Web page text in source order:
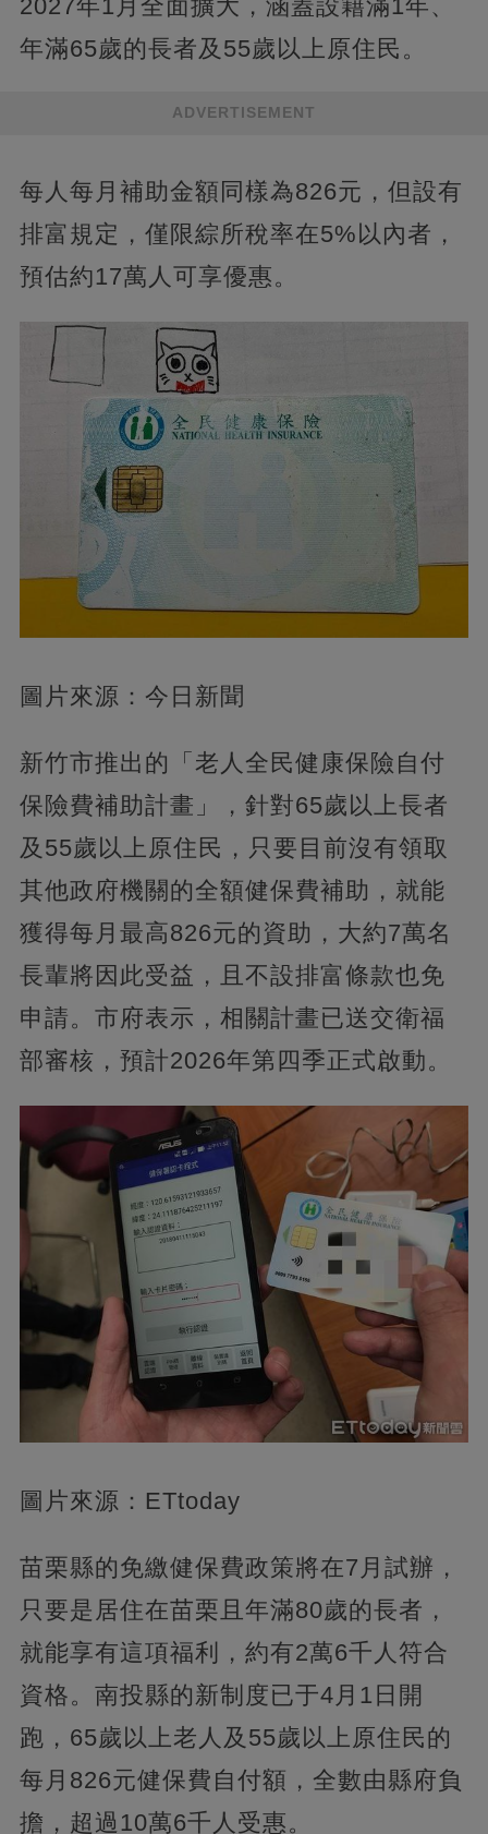
2027年1月全面擴大，涵蓋設籍滿1年、
年滿65歲的長者及55歲以上原住民。
ADVERTISEMENT
每人每月補助金額同樣為826元，但設有
排富規定，僅限綜所稅率在5%以內者，
預估約17萬人可享優惠。
圖片來源：今日新聞
新竹市推出的「老人全民健康保險自付
保險費補助計畫」，針對65歲以上長者
及55歲以上原住民，只要目前沒有領取
其他政府機關的全額健保費補助，就能
獲得每月最高826元的資助，大約7萬名
長輩將因此受益，且不設排富條款也免
申請。市府表示，相關計畫已送交衛福
部審核，預計2026年第四季正式啟動。
圖片來源：ETtoday
苗栗縣的免繳健保費政策將在7月試辦，
只要是居住在苗栗且年滿80歲的長者，
就能享有這項福利，約有2萬6千人符合
資格。南投縣的新制度已于4月1日開
跑，65歲以上老人及55歲以上原住民的
每月826元健保費自付額，全數由縣府負
擔，超過10萬6千人受惠。